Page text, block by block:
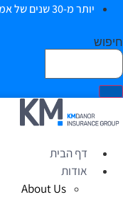
יותר מ-30 שנים של אמון
דף הבית
אודות
About Us